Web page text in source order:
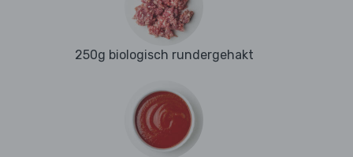
250g biologisch rundergehakt